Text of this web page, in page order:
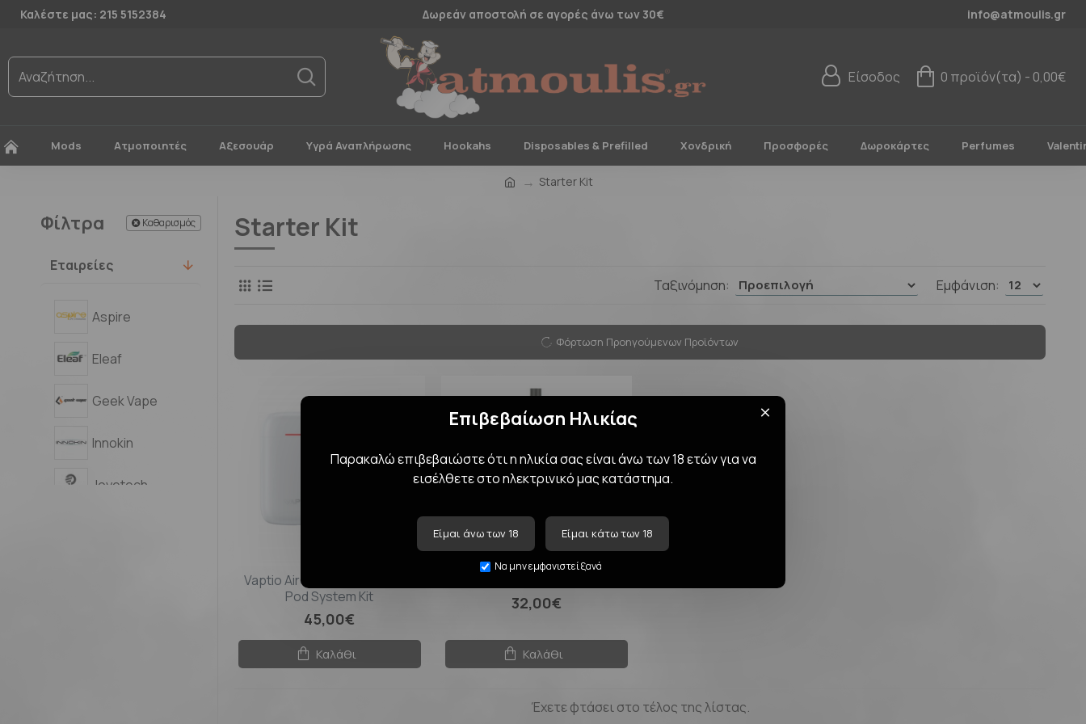
Επιβεβαίωση Ηλικίας
Παρακαλώ επιβεβαιώστε ότι η ηλικία σας είναι άνω των 18 ετών για να
εισέλθετε στο ηλεκτρινικό μας κατάστημα.
Είμαι άνω των 18 Είμαι κάτω των 18
Να μην εμφανιστεί ξανά
Καλέστε μας: 215 5152384 Δωρεάν αποστολή σε αγορές άνω των 30€ info@atmoulis.gr
Είσοδος 0 προϊόν(τα) - 0,00€
Mods Ατμοποιητές Αξεσουάρ Υγρά Αναπλήρωσης Hookahs Disposables & Prefilled Χονδρική Προσφορές Δωροκάρτες Perfumes
Starter Kit
Φίλτρα Καθαρισμός
Εταιρείες
Aspire
Eleaf
Geek Vape
Innokin
Joyetech
Starter Kit
Ταξινόμηση: Εμφάνιση:
Φόρτωση Προηγούμενων Προϊόντων
Vaptio AirGo 700mAh+80mAh
Pod System Kit
45,00€
Καλάθι
32,00€
Καλάθι
Έχετε φτάσει στο τέλος της λίστας.